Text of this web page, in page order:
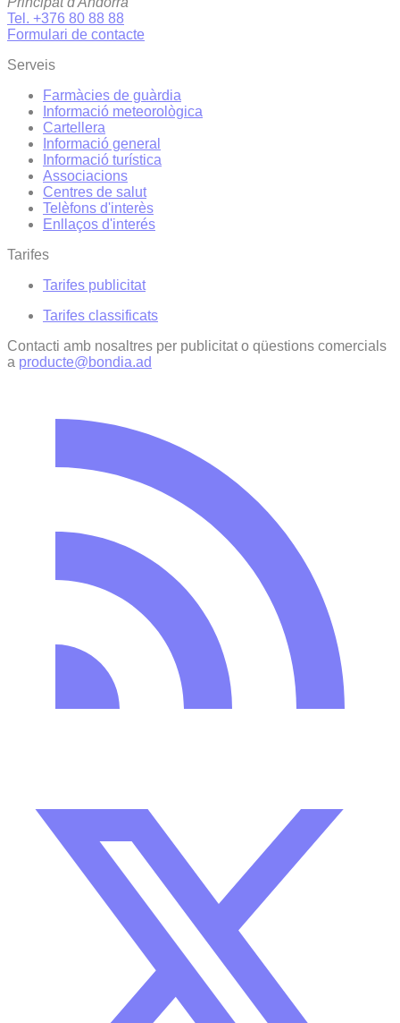
Tel. +376 80 88 88
Formulari de contacte
Serveis
Farmàcies de guàrdia
Informació meteorològica
Cartellera
Informació general
Informació turística
Associacions
Centres de salut
Telèfons d'interès
Enllaços d'interés
Tarifes
Tarifes publicitat
Tarifes classificats
Contacti amb nosaltres per publicitat o qüestions comercials
a producte@bondia.ad